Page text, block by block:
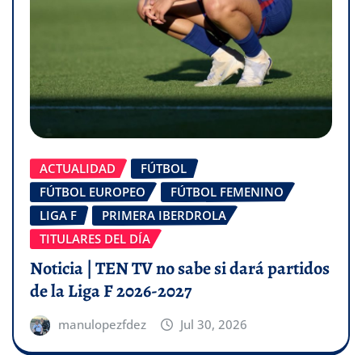
ACTUALIDAD
FÚTBOL
FÚTBOL EUROPEO
FÚTBOL FEMENINO
LIGA F
PRIMERA IBERDROLA
TITULARES DEL DÍA
Noticia | TEN TV no sabe si dará partidos
de la Liga F 2026-2027
manulopezfdez Jul 30, 2026